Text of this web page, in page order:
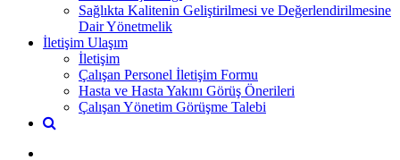
Sağlıkta Kalitenin Geliştirilmesi ve Değerlendirilmesine
Dair Yönetmelik
İletişim Ulaşım
İletişim
Çalışan Personel İletişim Formu
Hasta ve Hasta Yakını Görüş Önerileri
Çalışan Yönetim Görüşme Talebi